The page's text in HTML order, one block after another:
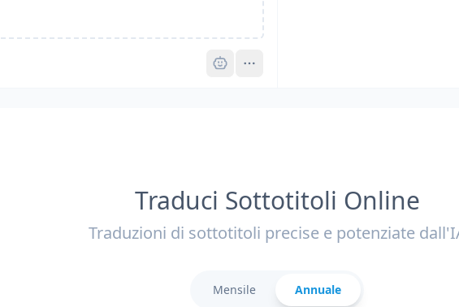
Pro
Traduci Sottotitoli Online
Traduzioni di sottotitoli precise e potenziate
Mensile Annuale